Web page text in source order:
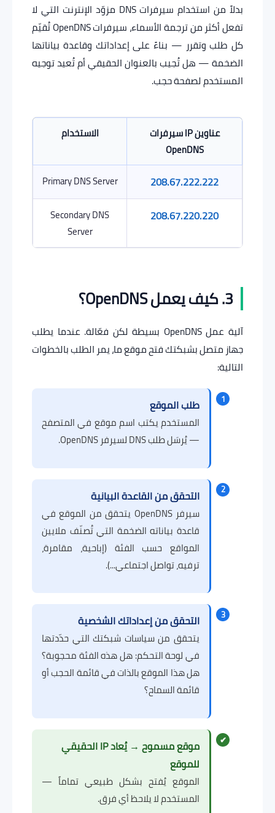
بدلاً من استخدام سيرفرات DNS مزوّد الإنترنت التي لا
تفعل أكثر من ترجمة الأسماء، سيرفرات OpenDNS تُقيّم
كل طلب وتقرر — بناءً على إعداداتك وقاعدة بياناتها
الضخمة — هل تُجيب بالعنوان الحقيقي أم تُعيد توجيه
المستخدم لصفحة حجب.
عناوين IP سيرفرات
OpenDNS
الاستخدام
208.67.222.222
Primary DNS Server
208.67.220.220
Secondary DNS
Server
3. كيف يعمل OpenDNS؟
آلية عمل OpenDNS بسيطة لكن فعّالة. عندما يطلب
جهاز متصل بشبكتك فتح موقع ما، يمر الطلب بالخطوات
التالية:
1 طلب الموقع
المستخدم يكتب اسم موقع في المتصفح
— يُرسَل طلب DNS لسيرفر OpenDNS.
2 التحقق من القاعدة البيانية
سيرفر OpenDNS يتحقق من الموقع في
قاعدة بياناته الضخمة التي تُصنّف ملايين
المواقع حسب الفئة (إباحية، مقامرة،
ترفيه، تواصل اجتماعي...).
3 التحقق من إعداداتك الشخصية
يتحقق من سياسات شبكتك التي حدّدتها
في لوحة التحكم: هل هذه الفئة محجوبة؟
هل هذا الموقع بالذات في قائمة الحجب أو
قائمة السماح؟
✔
موقع مسموح → يُعاد IP الحقيقي
للموقع
الموقع يُفتح بشكل طبيعي تماماً —
المستخدم لا يلاحظ أي فرق.